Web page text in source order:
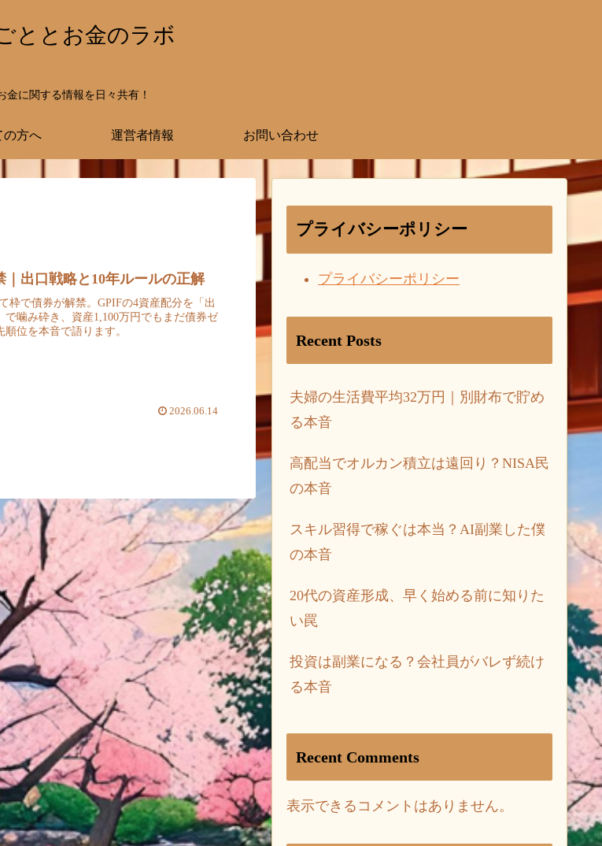
ととお金のラボ
金に関する情報を日々共有！
の方へ 運営者情報 お問い合わせ
｜出口戦略と10年ルールの正解
枠で債券が解禁。GPIFの4資産配分を「出
で噛み砕き、資産1,100万円でもまだ債券ゼ
位を本音で語ります。
2026.06.14
プライバシーポリシー
プライバシーポリシー
Recent Posts
夫婦の生活費平均32万円｜別財布で貯め
る本音
高配当でオルカン積立は遠回り？NISA民
の本音
スキル習得で稼ぐは本当？AI副業した僕
の本音
20代の資産形成、早く始める前に知りた
い罠
投資は副業になる？会社員がバレず続け
る本音
Recent Comments
表示できるコメントはありません。